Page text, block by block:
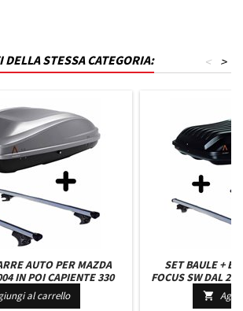
STESSA CATEGORIA: >
<
AUTO PER MAZDA
IN POI CAPIENTE 330
CON CHIAVE BARRE
C/SERRATURA
al carrello
SET BAULE +
FOCUS SW DAL
LITRI COLORE
110 CM
